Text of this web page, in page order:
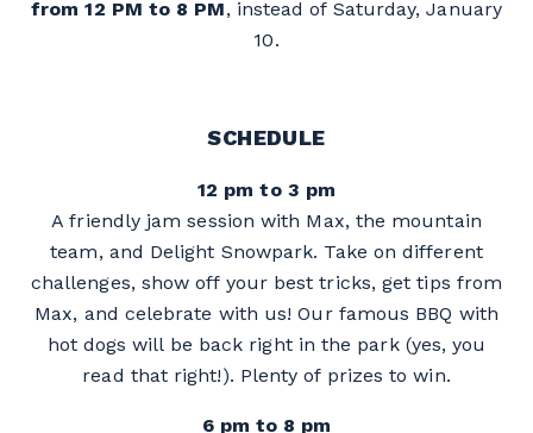
from 12 PM to 8 PM, instead of Saturday, January
10.
SCHEDULE
12 pm to 3 pm
A friendly jam session with Max, the mountain
team, and Delight Snowpark. Take on different
challenges, show off your best tricks, get tips from
Max, and celebrate with us! Our famous BBQ with
hot dogs will be back right in the park (yes, you
read that right!). Plenty of prizes to win.
6 pm to 8 pm